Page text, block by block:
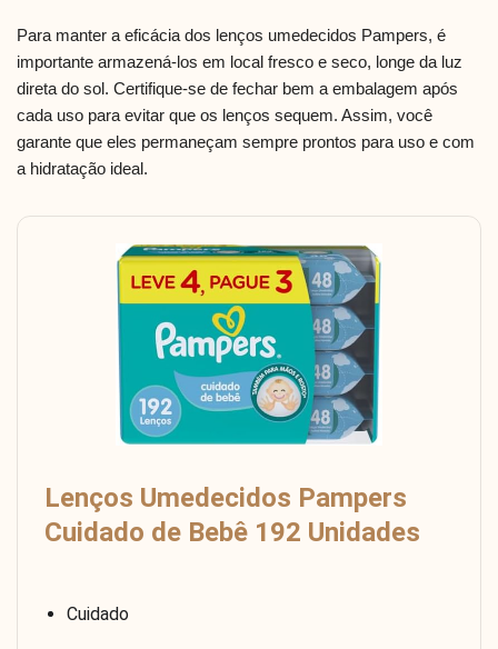
Para manter a eficácia dos lenços umedecidos Pampers, é
importante armazená-los em local fresco e seco, longe da luz
direta do sol. Certifique-se de fechar bem a embalagem após
cada uso para evitar que os lenços sequem. Assim, você
garante que eles permaneçam sempre prontos para uso e com
a hidratação ideal.
Lenços Umedecidos Pampers
Cuidado de Bebê 192 Unidades
Cuidado